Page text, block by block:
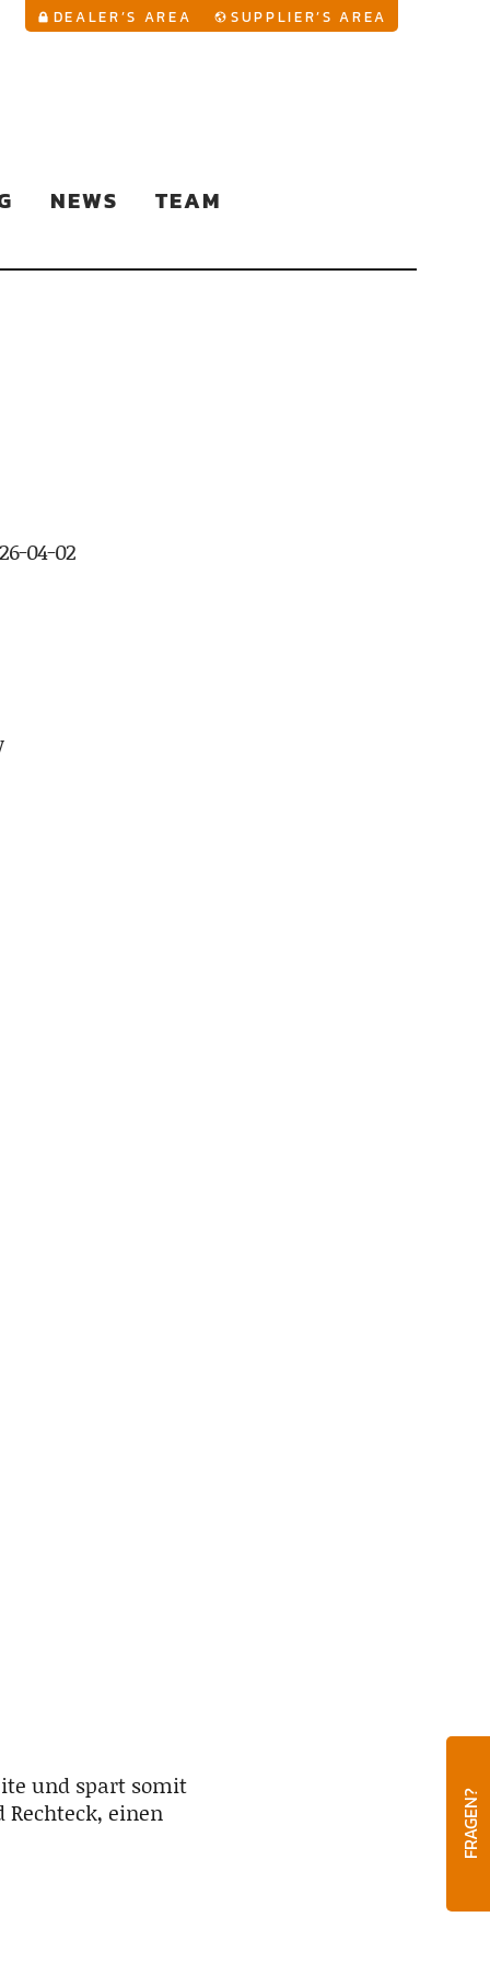
DEALER’S AREA SUPPLIER’S AREA
NEWS TEAM
FRAGEN?
04-02
und spart somit
Rechteck, einen